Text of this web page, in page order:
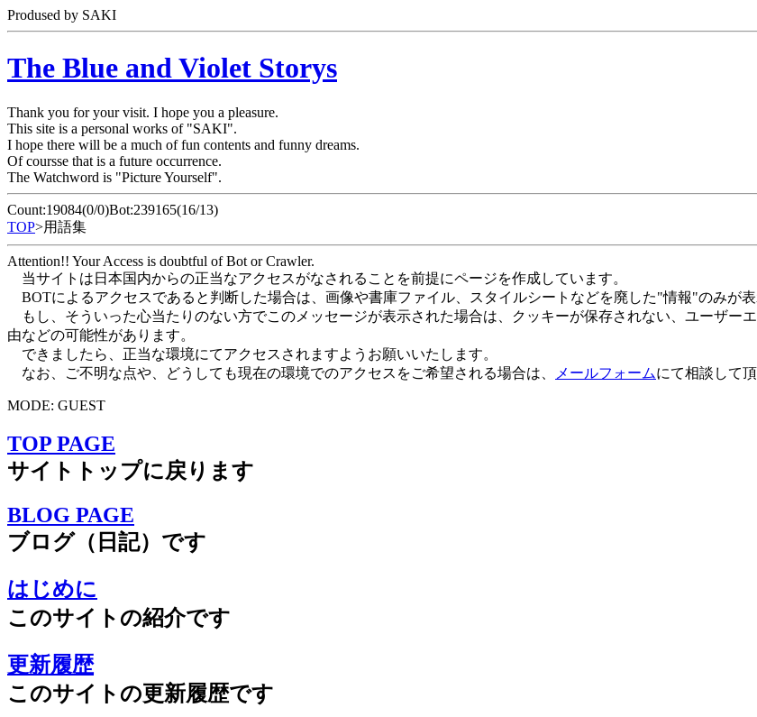
Prodused by SAKI
The Blue and Violet Storys
Thank you for your visit. I hope you a pleasure.
This site is a personal works of "SAKI".
I hope there will be a much of fun contents and funny dreams.
Of coursse that is a future occurrence.
The Watchword is "Picture Yourself".
Count:19084(0/0)Bot:239165(16/13)
TOP>用語集
Attention!! Your Access is doubtful of Bot or Crawler.
当サイトは日本国内からの正当なアクセスがなされることを前提にページを作成しています。
BOTによるアクセスであると判断した場合は、画像や書庫ファイル、スタイルシートなどを廃した"情報"のみが表
もし、そういった心当たりのない方でこのメッセージが表示された場合は、クッキーが保存されない、ユーザー
由などの可能性があります。
できましたら、正当な環境にてアクセスされますようお願いいたします。
なお、ご不明な点や、どうしても現在の環境でのアクセスをご希望される場合は、
メールフォームにて相談して
MODE: GUEST
TOP PAGE
サイトトップに戻ります
BLOG PAGE
ブログ（日記）です
はじめに
このサイトの紹介です
更新履歴
このサイトの更新履歴です